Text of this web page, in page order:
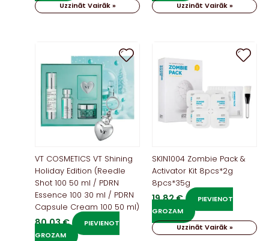
Uzzināt Vairāk »
Uzzināt Vairāk »
VT COSMETICS VT Shining
Holiday Edition (Reedle
Shot 100 50 ml / PDRN
Essence 100 30 ml / PDRN
Capsule Cream 100 50 ml)
80,03€
PIEVIENOT
GROZAM
SKIN1004 Zombie Pack &
Activator Kit 8pcs*2g
8pcs*35g
19,82€
PIEVIENOT
GROZAM
Uzzināt Vairāk »